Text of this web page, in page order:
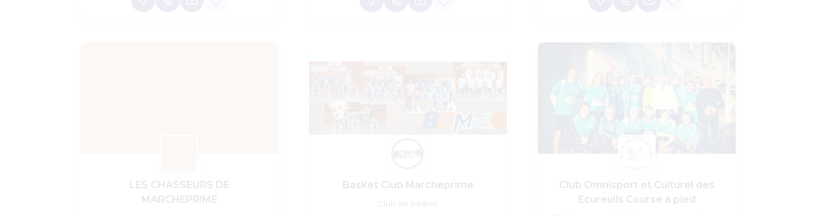
LES CHASSEURS DE
MARCHEPRIME
Basket Club Marcheprime
Club de basket
Club Omnisport et Culturel des
Ecureuils Course à pied